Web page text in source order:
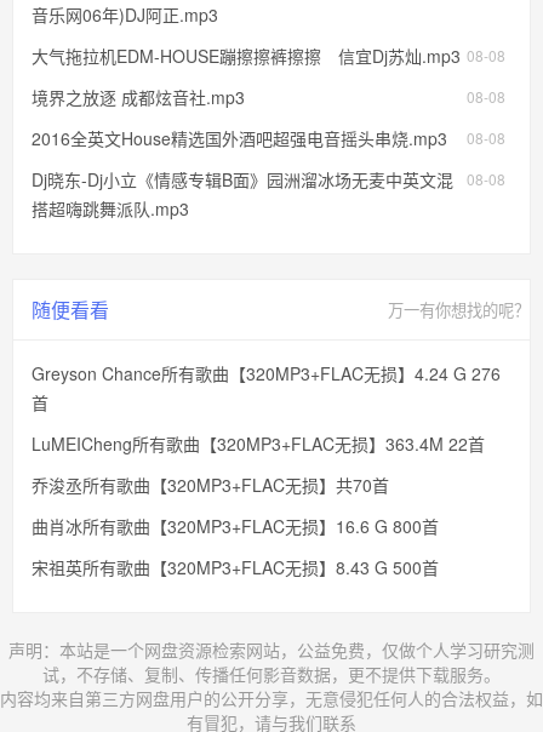
音乐网06年)DJ阿正.mp3
08-08
大气拖拉机EDM-HOUSE蹦擦擦裤擦擦 信宜Dj苏灿.mp3
08-08
境界之放逐 成都炫音社.mp3
08-08
2016全英文House精选国外酒吧超强电音摇头串烧.mp3
08-08
Dj晓东-Dj小立《情感专辑B面》园洲溜冰场无麦中英文混
搭超嗨跳舞派队.mp3
随便看看 万一有你想找的呢？
Greyson Chance所有歌曲【320MP3+FLAC无损】4.24 G 276
首
LuMEICheng所有歌曲【320MP3+FLAC无损】363.4M 22首
乔浚丞所有歌曲【320MP3+FLAC无损】共70首
曲肖冰所有歌曲【320MP3+FLAC无损】16.6 G 800首
宋祖英所有歌曲【320MP3+FLAC无损】8.43 G 500首
声明：本站是一个网盘资源检索网站，公益免费，仅做个人学习研究测
试，不存储、复制、传播任何影音数据，更不提供下载服务。
内容均来自第三方网盘用户的公开分享，无意侵犯任何人的合法权益，如
有冒犯，请与我们联系